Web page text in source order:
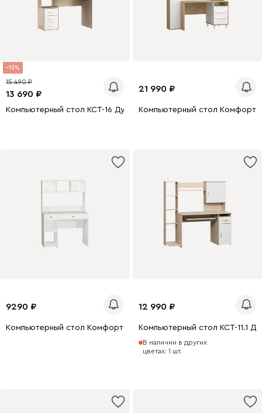
12
13 690
15 490
Компьютерный стол КСТ-16 Дуб Сонома
21 990
Компьютерный стол
9290
Компьютерный стол Комфорт-5 Белый
12 990
Компьютерный стол КСТ-11.1
В наличии в других
цветах: 1 шт.